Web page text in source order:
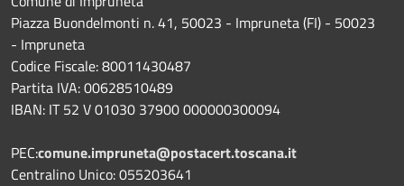
Piazza Buondelmonti n. 41, 50023 - Impruneta (FI) - 50023
- Impruneta
Codice Fiscale: 80011430487
Partita IVA: 00628510489
IBAN: IT 52 V 01030 37900 000000300094
PEC:comune.impruneta@postacert.toscana.it
Centralino Unico: 055203641